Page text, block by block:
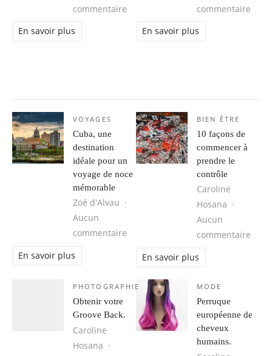
commentaire sur Taj Mahal : découvrez son
En savoir plus
commentaire
En savoir plus
VOYAGES
Cuba, une
destination
idéale pour un
voyage de noce
mémorable
Zoé d'Alvau
Aucun
commentaire sur Cuba, une destination idéale
En savoir plus
BIEN ÊTRE
10 façons de
commencer à
prendre le
contrôle
Caroline
Hosana
Aucun
commentaire
En savoir plus
PHOTOGRAPHIE
Obtenir votre
Groove Back.
Caroline
Hosana
MODE
Perruque
européenne de
cheveux
humains.